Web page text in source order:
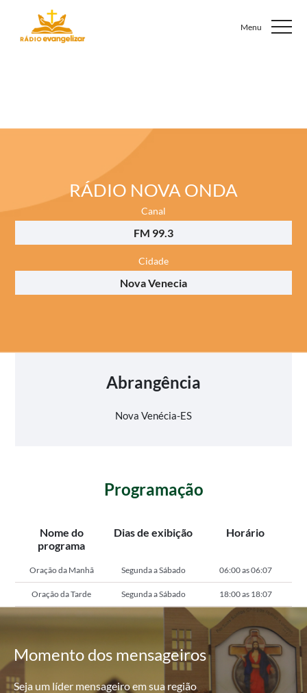
RÁDIO NOVA ONDA
Canal
FM 99.3
Cidade
Nova Venecia
Abrangência
Nova Venécia-ES
Programação
Nome do
programa
Dias de exibição Horário
Oração da Manhã Segunda a Sábado 06:00 as 06:07
Oração da Tarde Segunda a Sábado 18:00 as 18:07
Momentodos mensageiros
Seja um líder mensageiro em sua região